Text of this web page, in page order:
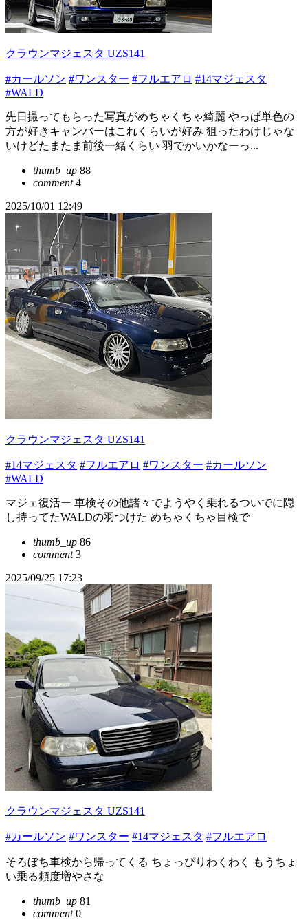
クラウンマジェスタ UZS141
#カールソン #ワンスター #フルエアロ #14マジェスタ
#WALD
先日撮ってもらった写真がめちゃくちゃ綺麗 やっぱ単色の
方が好きキャンバーはこれくらいが好み 狙ったわけじゃな
いけどたまたま前後一緒くらい 羽でかいかなーっ...
thumb_up 88
comment4
2025/10/01 12:49
クラウンマジェスタ UZS141
#14マジェスタ #フルエアロ #ワンスター #カールソン
#WALD
マジェ復活ー 車検その他諸々でようやく乗れるついでに隠
し持ってたWALDの羽つけた めちゃくちゃ目検で
thumb_up 86
comment3
2025/09/25 17:23
クラウンマジェスタ UZS141
#カールソン #ワンスター #14マジェスタ #フルエアロ
そろぼち車検から帰ってくる ちょっぴりわくわく もうちょ
い乗る頻度増やさな
thumb_up 81
comment0